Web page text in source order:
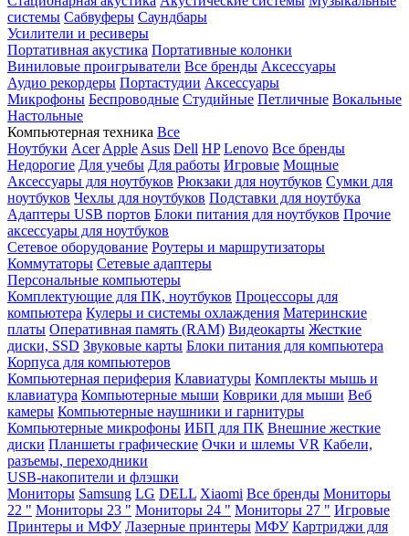
системы Сабвуферы Саундбары
Усилители и ресиверы
Портативная акустика Портативные колонки
Виниловые проигрыватели Все бренды Аксессуары
Аудио рекордеры Портастудии Аксессуары
Микрофоны Беспроводные Студийные Петличные Вокальные
Настольные
Компьютерная техника Все
Ноутбуки Acer Apple Asus Dell HP Lenovo Все бренды
Недорогие Для учебы Для работы Игровые Мощные
Аксессуары для ноутбуков Рюкзаки для ноутбуков Сумки для
ноутбуков Чехлы для ноутбуков Подставки для ноутбука
Адаптеры USB портов Блоки питания для ноутбуков Прочие
аксессуары для ноутбуков
Сетевое оборудование Роутеры и маршрутизаторы
Коммутаторы Сетевые адаптеры
Персональные компьютеры
Комплектующие для ПК, ноутбуков Процессоры для
компьютера Кулеры и системы охлаждения Материнские
платы Оперативная память (RAM) Видеокарты Жесткие
диски, SSD Звуковые карты Блоки питания для компьютера
Корпуса для компьютеров
Компьютерная периферия Клавиатуры Комплекты мышь и
клавиатура Компьютерные мыши Коврики для мыши Веб
камеры Компьютерные наушники и гарнитуры
Компьютерные микрофоны ИБП для ПК Внешние жесткие
диски Планшеты графические Очки и шлемы VR Кабели,
разъемы, переходники
USB-накопители и флэшки
Мониторы Samsung LG DELL Xiaomi Все бренды Мониторы
22 " Мониторы 23 " Мониторы 24 " Мониторы 27 " Игровые
Принтеры и МФУ Лазерные принтеры МФУ Картриджи для